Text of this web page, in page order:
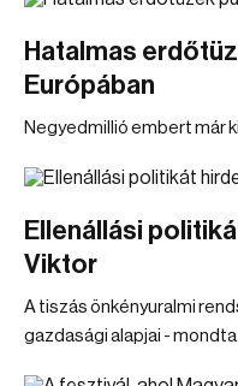
Hatalmas
Európában
Negyedmillió embert már
Ellenállási
Viktor
A tiszás önkényuralmi
gazdasági alapjai - mondta.